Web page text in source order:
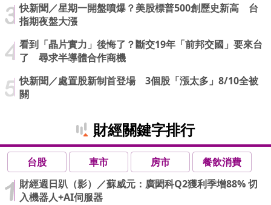
快新聞／星期一開盤噴爆？美股標普500創歷史新高 台
指期夜盤大漲
看到「晶片實力」後悔了？斷交19年「前邦交國」要來台
了 尋求半導體合作商機
快新聞／處置股新制首登場 3個股「漲太多」8/10全被
關
財經關鍵字排行
台股 車市 房市
餐飲消費
財經週日趴（影）／蘇威元：廣閎科Q2獲利季增88% 切
入機器人+AI伺服器